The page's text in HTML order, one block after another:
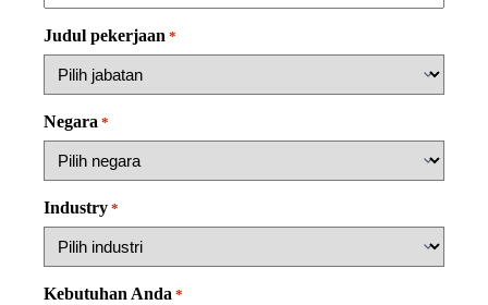
Judul pekerjaan *
Negara *
Industry *
Kebutuhan Anda *